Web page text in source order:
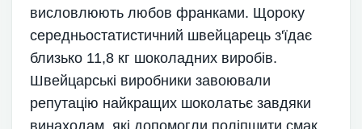
висловлюють любов франками. Щороку
середньостатистичний швейцарець з'їдає
близько 11,8 кг шоколадних виробів.
Швейцарські виробники завоювали
репутацію найкращих шоколатьє завдяки